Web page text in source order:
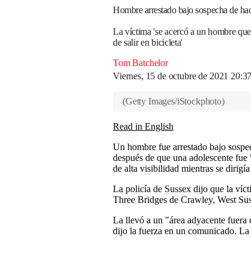
Hombre arrestado bajo sospecha de
La víctima 'se acercó a un hombre
de salir en bicicleta'
Tom Batchelor
Viernes, 15 de octubre de 2021
(Getty Images/iStockphoto)
Read in English
Un hombre fue arrestado bajo
después de que una adolescente
de alta visibilidad mientras se dirigía
La policía de Sussex dijo que la
Three Bridges de Crawley, West
La llevó a un "área adyacente fuera
dijo la fuerza en un comunicado. La